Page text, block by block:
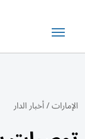
الإمارات/أخبار الدار